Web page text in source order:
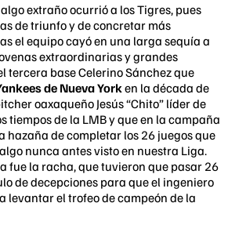
extraño ocurrió a los Tigres, pues
de triunfo y de concretar más
el equipo cayó en una larga sequía a
extraordinarias y grandes
tercera base Celerino Sánchez que
de Nueva York en la década de
oaxaqueño Jesús “Chito” líder de
tiempos de la LMB y que en la campaña
hazaña de completar los 26 juegos que
nunca antes visto en nuestra Liga.
fue la racha, que tuvieron que pasar 26
de decepciones para que el ingeniero
levantar el trofeo de campeón de la